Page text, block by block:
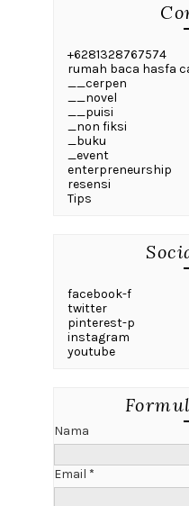
+6281328767574
rumah baca hasfa
__cerpen
__novel
__puisi
_non fiksi
_buku
_event
enterpreneurship
resensi
Tips
facebook-f
twitter
pinterest-p
instagram
youtube
Nama
Email *